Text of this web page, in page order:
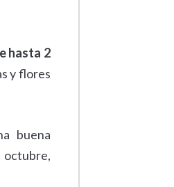
hasta 2
y flores
buena